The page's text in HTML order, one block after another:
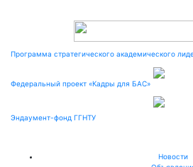
Программа стратегического академического
Федеральный проект «Кадры для БАС»
Эндаумент-фонд ГГНТУ
Новости